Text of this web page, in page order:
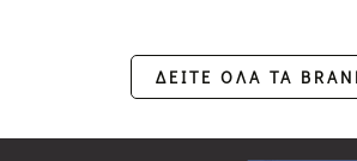
ΔΕΙΤΕ ΟΛΑ ΤΑ